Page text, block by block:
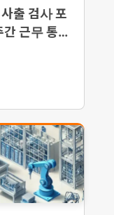
출 검사 포
근무 통근